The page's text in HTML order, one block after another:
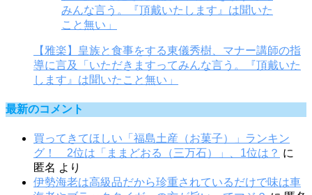
【雅楽】皇族と食事をする東儀秀樹、マナー講師の指
導に言及「いただきますってみんな言う。『頂戴いた
します』は聞いたこと無い」
最新のコメント
買ってきてほしい「福島土産（お菓子）」ランキン
グ！ 2位は「ままどおる（三万石）」、1位は？ に
匿名 より
伊勢海老は高級品だから珍重されているだけで味は車